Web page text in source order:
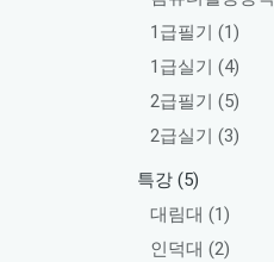
1급필기 (1)
1급실기 (4)
2급필기 (5)
2급실기 (3)
특강 (5)
대림대 (1)
인덕대 (2)